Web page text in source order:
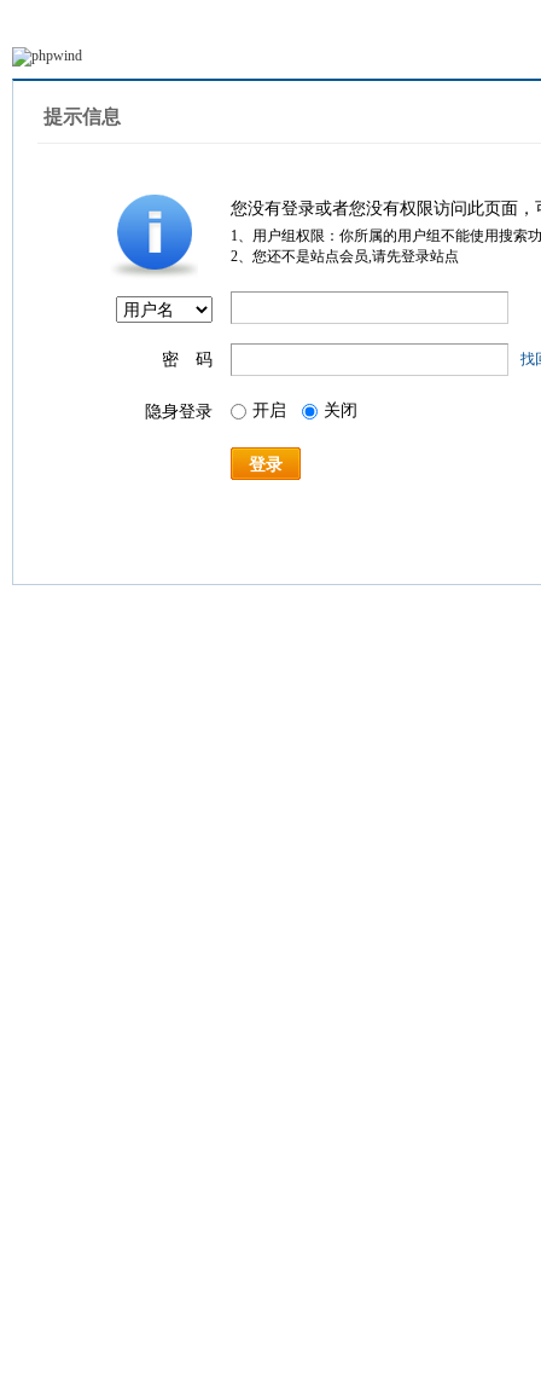
提示信息
您没有登录或者您没有权限访问此页面
1、用户组权限：你所属的用户组不能使用搜索
2、您还不是站点会员,请先登录站点
密 码 找
隐身登录 开启 关闭
登录